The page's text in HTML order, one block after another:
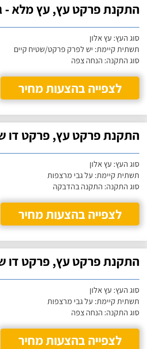
התקנת פרקט עץ, עץ מלא -
סוג העץ: עץ אלון
תשתית קיימת: יש לפרק פרקט/שטיח קיים
סוג התקנה: הנחה צפה
לצפייה בהצעות מחיר
התקנת פרקט עץ, פרקט דו
סוג העץ: עץ אלון
תשתית קיימת: על גבי מרצפות
סוג התקנה: התקנה בהדבקה
לצפייה בהצעות מחיר
התקנת פרקט עץ, פרקט דו
סוג העץ: עץ אלון
תשתית קיימת: על גבי מרצפות
סוג התקנה: הנחה צפה
לצפייה בהצעות מחיר